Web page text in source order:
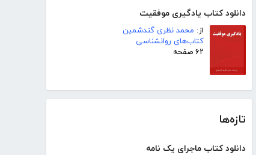
دانلود کتاب یادگیری موفقیت
از: محمد نظری گندشمین
کتاب‌های روانشناسی
۶۲ صفحه
تازه‌ها
دانلود کتاب ماجرای یک نامه